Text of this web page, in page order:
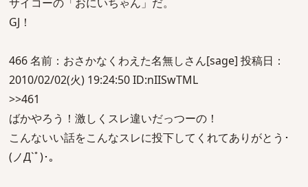
GJ！
466 名前：おさかなくわえた名無しさん[sage] 投稿日：
2010/02/02(火) 19:24:50 ID:nIISwTML
>>461
ばかやろう！激しくスレ違いだっつーの！
こんないい話をこんなスレに投下してくれてありがとう･
(ノД`ﾟ)･｡